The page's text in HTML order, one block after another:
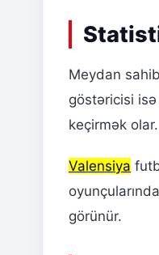
Meydan
göstəricisi isə
keçirmək olar.
Valensiya
görünür.